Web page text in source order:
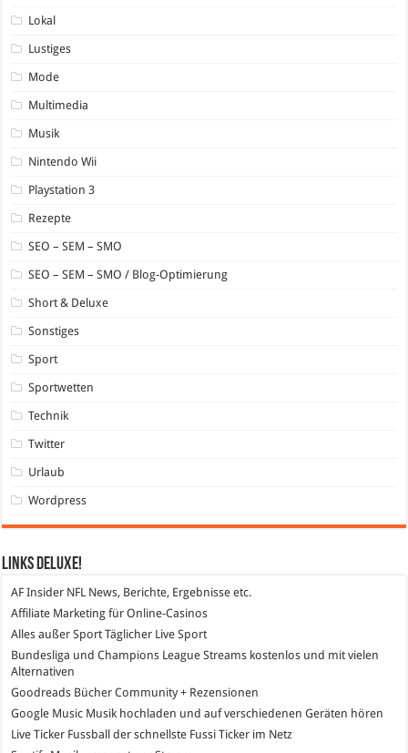
Lokal
Lustiges
Mode
Multimedia
Musik
Nintendo Wii
Playstation 3
Rezepte
SEO – SEM – SMO
SEO – SEM – SMO / Blog-Optimierung
Short & Deluxe
Sonstiges
Sport
Sportwetten
Technik
Twitter
Urlaub
Wordpress
Links DeLuXe!
AF Insider NFL News, Berichte, Ergebnisse etc.
Affiliate Marketing für Online-Casinos
Alles außer Sport Täglicher Live Sport
Bundesliga und Champions League Streams kostenlos und mit vielen
Alternativen
Goodreads Bücher Community + Rezensionen
Google Music Musik hochladen und auf verschiedenen Geräten hören
Live Ticker Fussball der schnellste Fussi Ticker im Netz